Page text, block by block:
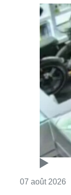
07 août 2026
Van